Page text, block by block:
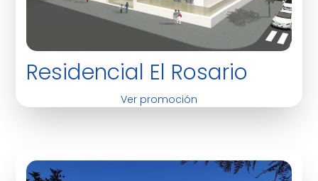
Residencial El Rosario
Ver promoción